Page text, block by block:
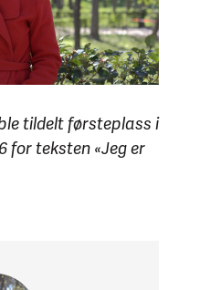
tildelt førsteplass i
for teksten «Jeg er